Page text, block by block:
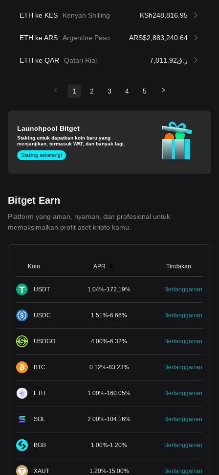
ETH ke KES Kenyan Shilling KSh248,816.95
ETH ke ARS Argentine Peso ARS$2,883,240.64
ETH ke QAR Qatari Rial ر.ق7,011.92
1 2 3 4 5
Launchpool Bitget
Staking untuk dapatkan koin baru yang
menjanjikan, termasuk WAT, dan banyak lagi.
Staking sekarang!
Bitget Earn
Platform yang aman, nyaman, dan profesional untuk
memaksimalkan profit aset kripto kamu.
Koin APR Tindakan
USDT 1.04%-172.19% Berlangganan
USDC 1.51 %-6.66% Berlangganan
USDGO 4.00%-6.32% Berlangganan
BTC 0.12%-83.23% Berlangganan
ETH 1.00%-160.05% Berlangganan
SOL 2.00%-104.16% Berlangganan
BGB 1.00%-1.20% Berlangganan
XAUT 1.20%-15.00% Berlangganan